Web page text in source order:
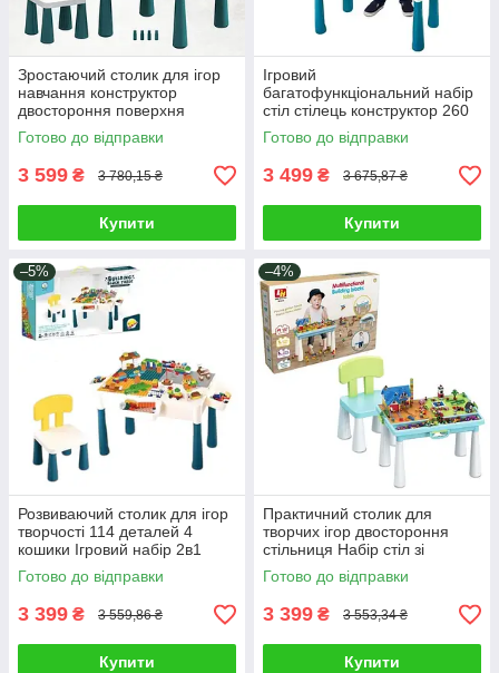
Зростаючий столик для ігор
навчання конструктор
двостороння поверхня
Дитячий набір 2 в 1 для
творчості та складання
Готово до відправки
3 599 ₴ 3 780,15 ₴
Купити
Ігровий
багатофункціональний набір
стіл стілець конструктор 260
деталей Великий дитячий
столик 2в1 кошики для
Готово до відправки
3 499 ₴ 3 675,87 ₴
Купити
–5%
Розвиваючий столик для ігор
творчості 114 деталей 4
кошики Ігровий набір 2в1
стілець стіл конструктор
знімна кришка
Готово до відправки
3 399 ₴ 3 559,86 ₴
Купити
–4%
Практичний столик для
творчих ігор двостороння
стільниця Набір стіл зі
стільчиком і конструктором
515 деталей
Готово до відправки
3 399 ₴ 3 553,34 ₴
Купити